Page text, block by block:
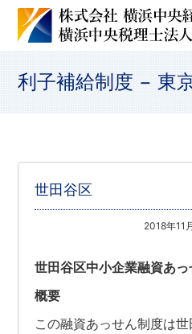
利子補給制度 − 東
世田谷区
2018年11
世田谷区中小企業融資あ
概要
この融資あっせん制度は